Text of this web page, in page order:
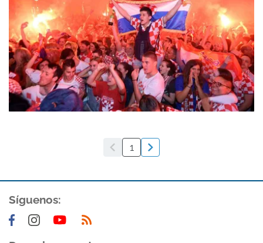
1
Síguenos: